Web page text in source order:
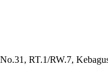
RT.1/RW.7,